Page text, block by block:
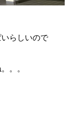
らしいので
。。